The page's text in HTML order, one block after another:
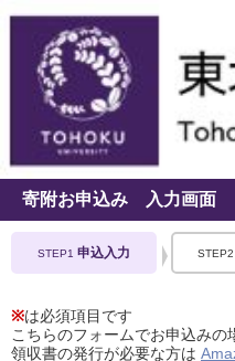
寄附お申込み 入力画面
STEP1 申込入力 STEP2
※は必須項目です
こちらのフォームでお申込みの
領収書の発行が必要な方は